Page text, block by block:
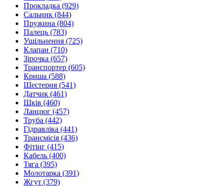
Прокладка (929)
Сальник (844)
Пружина (804)
Палець (783)
Ущільнення (725)
Клапан (710)
Зірочка (657)
Транспортер (605)
Криша (588)
Шестерня (541)
Датчик (461)
Шків (460)
Ланцюг (457)
Труба (442)
Гідравліка (441)
Трансмісія (436)
Фітінг (415)
Кабель (400)
Тяга (395)
Молотарка (391)
Жгут (379)